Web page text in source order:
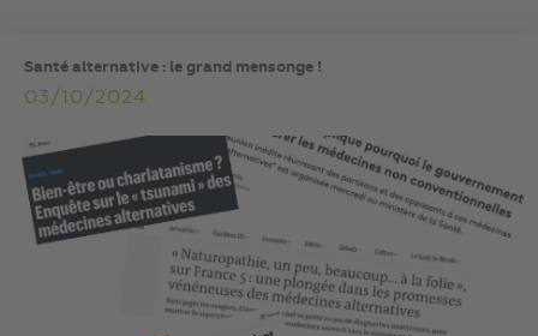
Santé alternative : le grand mensonge !
03/10/2024